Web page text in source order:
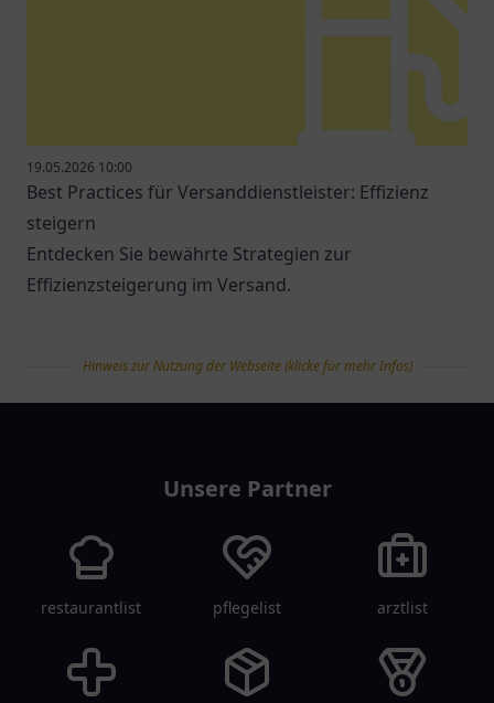
19.05.2026 10:00
Best Practices für Versanddienstleister: Effizienz
steigern
Entdecken Sie bewährte Strategien zur
Effizienzsteigerung im Versand.
Hinweis zur Nutzung der Webseite (klicke für mehr Infos)
Unsere Partner
restaurantlist pflegelist arztlist